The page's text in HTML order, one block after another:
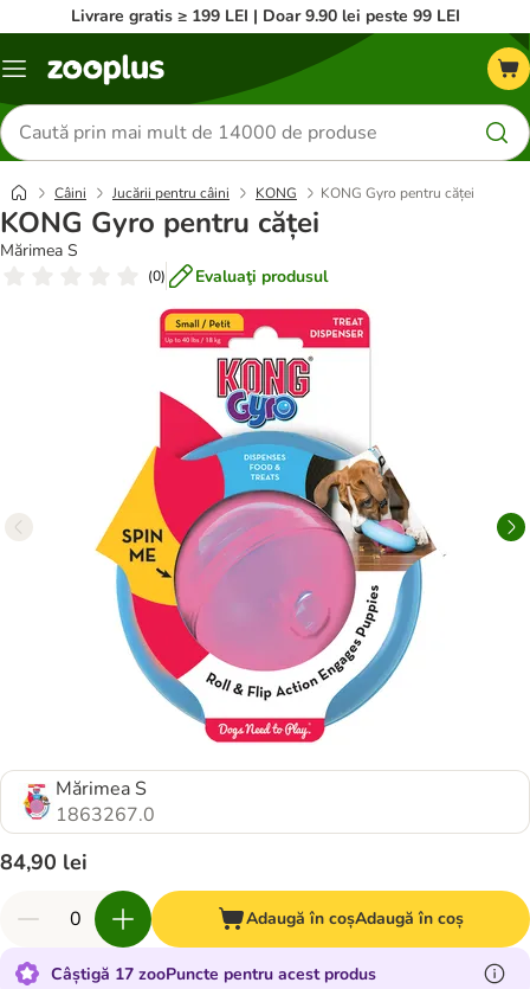
Livrare gratis ≥ 199 LEI | Doar 9.90 lei peste 99 LEI
Categorii
Căutare
produse
Câini Jucării pentru câini KONG KONG Gyro pentru căței
KONG Gyro pentru căței
Mărimea S
(0) Evaluaţi produsul
Mărimea S
1863267.0
84,90 lei
Adaugă în coșAdaugă în coș
Câștigă 17 zooPuncte pentru acest produs